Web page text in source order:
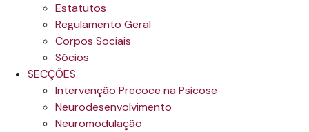
Estatutos
Regulamento Geral
Corpos Sociais
Sócios
SECÇÕES
Intervenção Precoce na Psicose
Neurodesenvolvimento
Neuromodulação